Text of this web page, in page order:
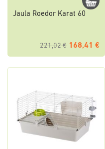
Jaula Roedor Karat 60
221,02 € 168,41 €